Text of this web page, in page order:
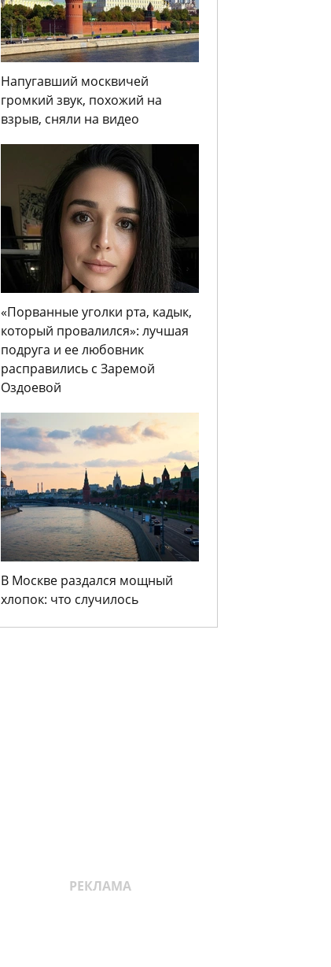
Напугавший москвичей
громкий звук, похожий на
взрыв, сняли на видео
«Порванные уголки рта, кадык,
который провалился»: лучшая
подруга и ее любовник
расправились с Заремой
Оздоевой
В Москве раздался мощный
хлопок: что случилось